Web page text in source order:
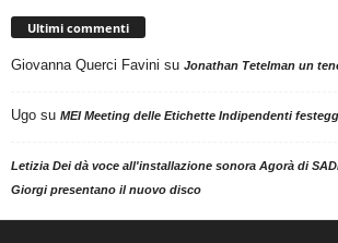
Ultimi commenti
Giovanna Querci Favini su Jonathan Tetelman un
Ugo su MEI Meeting delle Etichette Indipendenti
Letizia Dei dà voce all'installazione sonora Agorà di
Giorgi presentano il nuovo disco